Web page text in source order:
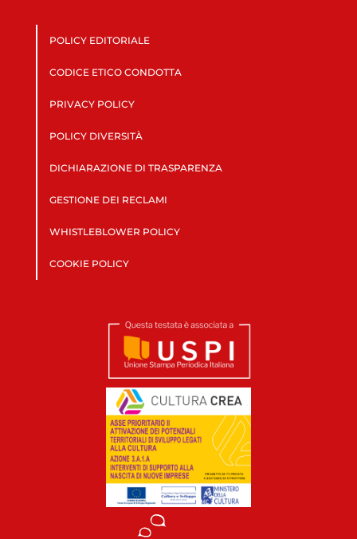
POLICY EDITORIALE
CODICE ETICO CONDOTTA
PRIVACY POLICY
POLICY DIVERSITÀ
DICHIARAZIONE DI TRASPARENZA
GESTIONE DEI RECLAMI
WHISTLEBLOWER POLICY
COOKIE POLICY